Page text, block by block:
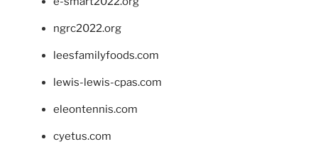
ngrc2022.org
leesfamilyfoods.com
lewis-lewis-cpas.com
eleontennis.com
cyetus.com